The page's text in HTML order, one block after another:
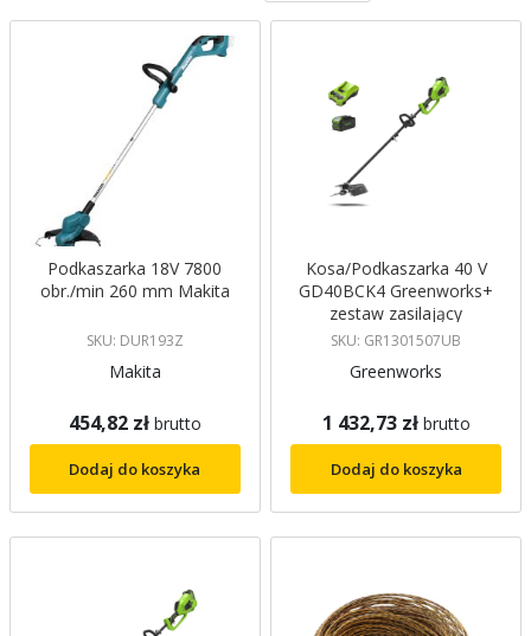
Podkaszarka 18V 7800
obr./min 260 mm Makita
SKU: DUR193Z
Makita
454,82 zł brutto
Dodaj do koszyka
Kosa/Podkaszarka 40 V
GD40BCK4 Greenworks+
zestaw zasilający
SKU: GR1301507UB
Greenworks
1 432,73 zł brutto
Dodaj do koszyka